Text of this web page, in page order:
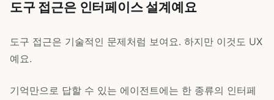
도구 접근은 인터페이스 설계예요
도구 접근은 기술적인 문제처럼 보여요. 하지만 이것도 UX
예요.
기억만으로 답할 수 있는 에이전트에는 한 종류의 인터페